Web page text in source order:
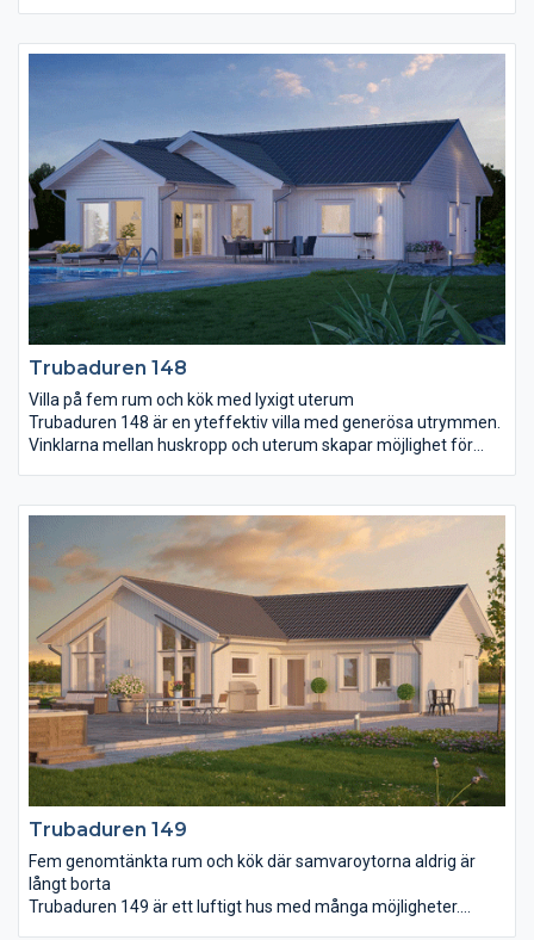
stora fönsterpartier ut sig. Det formar sig smidigt runt köket
och skapar naturliga rum i rummet. I köket finns en bardisk som
bjuder in till vardagshäng och kvalitetstid med familjen. Badrum
och rum för klädvård ligger i anslutning till det stora
sovrummet. Ytterligare tre sovrum ligger intill ett stort allrum
med utgång till trädgården.
Trubaduren 148
Villa på fem rum och kök med lyxigt uterum
Trubaduren 148 är en yteffektiv villa med generösa utrymmen.
Vinklarna mellan huskropp och uterum skapar möjlighet för
möts du av ett stort vardagsrum i förlängningen av köket.
Dessa binds ihop med det volymskapande ryggåstaket. Master
bedroom har eget badrum och klädkammare vilket ytterligare
skapar en känsla av lyx. De två mindre sovrummen har också
en praktisk närhet till eget wc.
Trubaduren 149
Fem genomtänkta rum och kök där samvaroytorna aldrig är
långt borta
Trubaduren 149 är ett luftigt hus med många möjligheter.